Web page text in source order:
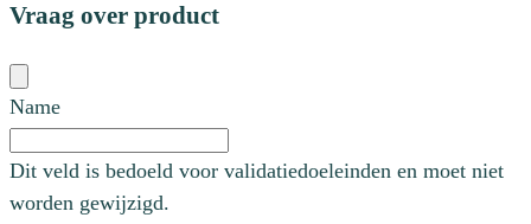
Vraag over product
Name
Dit veld is bedoeld voor validatiedoeleinden en moet niet
worden gewijzigd.